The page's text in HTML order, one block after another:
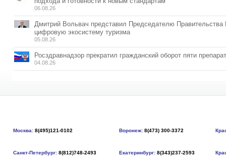
06.08.26
Дмитрий Вольвач представил Председателю
цифровую экосистему туризма
05.08.26
Росздравнадзор прекратил гражданский оборот пяти
04.08.26
Москва: 8(495)121-0102 Воронеж: 8(473) 300-3372
Санкт-Петербург: 8(812)748-2493 Екатеринбург: 8(343)237-2593